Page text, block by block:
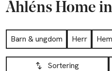
Åhléns Home
Hoppa till produktsidan
Barn & ungdom Herr
Hoppa till produktsidan
Sortering
Lista över produkter